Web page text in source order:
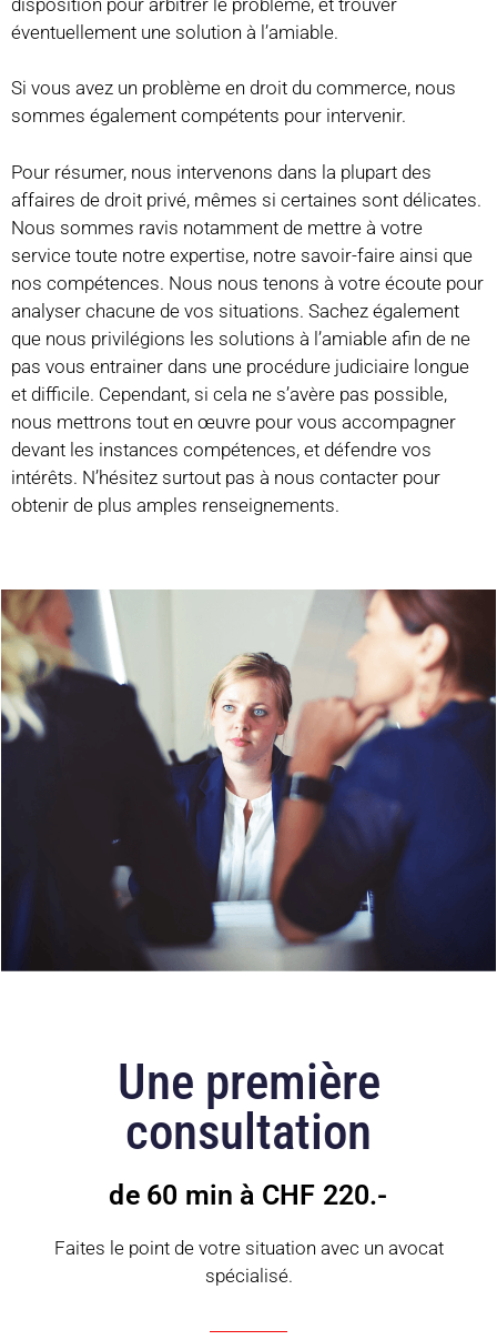
éventuellement une solution à l’amiable.
Si vous avez un problème en droit du commerce, nous
sommes également compétents pour intervenir.
Pour résumer, nous intervenons dans la plupart des
affaires de droit privé, mêmes si certaines sont délicates.
Nous sommes ravis notamment de mettre à votre
service toute notre expertise, notre savoir-faire ainsi que
nos compétences. Nous nous tenons à votre écoute pour
analyser chacune de vos situations. Sachez également
que nous privilégions les solutions à l’amiable afin de ne
pas vous entrainer dans une procédure judiciaire longue
et difficile. Cependant, si cela ne s’avère pas possible,
nous mettrons tout en œuvre pour vous accompagner
devant les instances compétences, et défendre vos
intérêts. N’hésitez surtout pas à nous contacter pour
obtenir de plus amples renseignements.
Une première
consultation
de 60 min à CHF 220.-
Faites le point de votre situation avec un avocat
spécialisé.